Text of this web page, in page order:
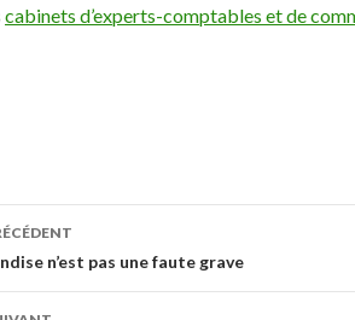
cabinets d’experts-comptables et de
n’est pas une faute grave